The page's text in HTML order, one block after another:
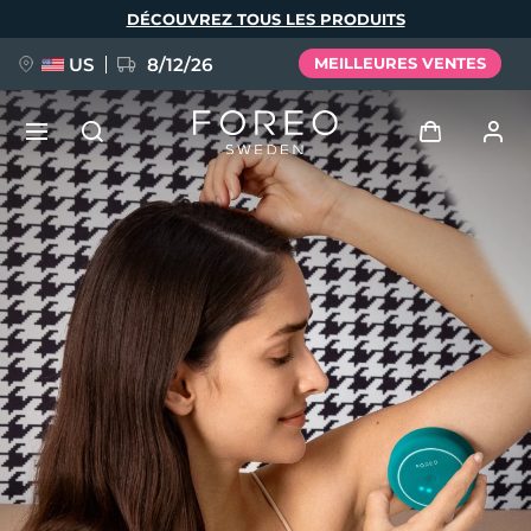
DÉCOUVREZ TOUS LES PRODUITS
US 8/12/26 MEILLEURES VENTES
Se connecter
Profil de l'utilisateur
Mes appareils
Mes commandes
Mes adresses
Mes abonnements
NOUVEAU
FAQ™ Pure Beauty-Tech Elixir
BREAKING NEWS
issa™ Teeth Whitening Set
Langue
English Deutsch
Español
Français
Italiano
Português
Polski
Svenska
Русский
Türkçe
简体中文 繁體中文